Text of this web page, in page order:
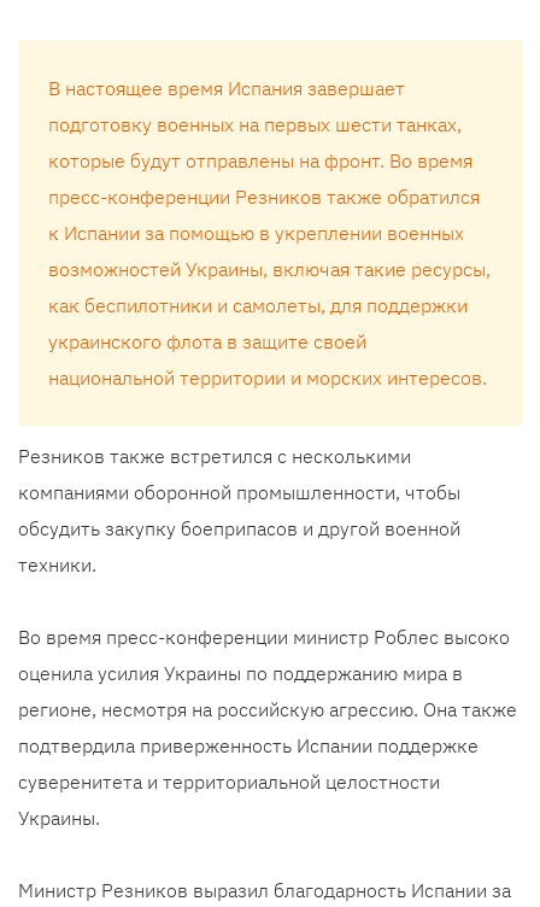
В настоящее время Испания завершает
подготовку военных на первых шести танках,
которые будут отправлены на фронт. Во время
пресс-конференции Резников также обратился
к Испании за помощью в укреплении военных
возможностей Украины, включая такие ресурсы,
как беспилотники и самолеты, для поддержки
украинского флота в защите своей
национальной территории и морских интересов.
Резников также встретился с несколькими
компаниями оборонной промышленности, чтобы
обсудить закупку боеприпасов и другой военной
техники.
Во время пресс-конференции министр Роблес высоко
оценила усилия Украины по поддержанию мира в
регионе, несмотря на российскую агрессию. Она также
подтвердила приверженность Испании поддержке
суверенитета и территориальной целостности
Украины.
Министр Резников выразил благодарность Испании за